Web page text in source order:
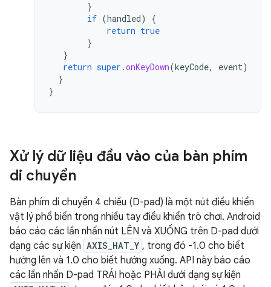
}
if (handled)
{
return true
}
}
return super .onKeyDown(keyCode, event)
}
}
Xử lý dữ liệu đầu vào của bàn phím
di chuyển
Bàn phím di chuyển 4 chiều (D-pad) là một nút điều khiển
vật lý phổ biến trong nhiều tay điều khiển trò chơi. Android
báo cáo các lần nhấn nút LÊN và XUỐNG trên D-pad dưới
dạng các sự kiện AXIS_HAT_Y , trong đó -1.0 cho biết
hướng lên và 1.0 cho biết hướng xuống. API này báo cáo
các lần nhấn D-pad TRÁI hoặc PHẢI dưới dạng sự kiện